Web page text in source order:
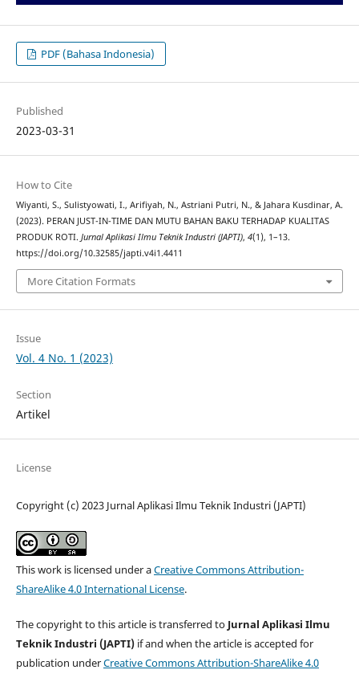
PDF (Bahasa Indonesia)
Published
2023-03-31
How to Cite
Wiyanti, S., Sulistyowati, I., Arifiyah, N., Astriani Putri, N., & Jahara Kusdinar, A.
(2023). PERAN JUST-IN-TIME DAN MUTU BAHAN BAKU TERHADAP KUALITAS
PRODUK ROTI. Jurnal Aplikasi Ilmu Teknik Industri (JAPTI), 4(1), 1–13.
https://doi.org/10.32585/japti.v4i1.4411
More Citation Formats
Issue
Vol. 4 No. 1 (2023)
Section
Artikel
License
Copyright (c) 2023 Jurnal Aplikasi Ilmu Teknik Industri (JAPTI)
This work is licensed under aCreative Commons Attribution-
ShareAlike 4.0 International License.
The copyright to this article is transferred to Jurnal Aplikasi Ilmu
Teknik Industri (JAPTI)if and when the article is accepted for
publication underCreative Commons Attribution-ShareAlike 4.0